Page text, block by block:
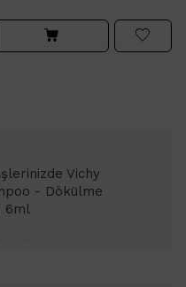
Vichy
- Dökülme